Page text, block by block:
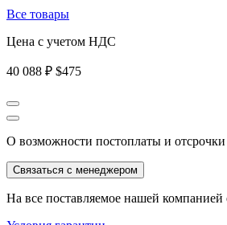
Все товары
Цена с учетом НДС
40 088 ₽ $475
О возможности постоплаты и
Связаться с менеджером
На все поставляемое нашей компанией